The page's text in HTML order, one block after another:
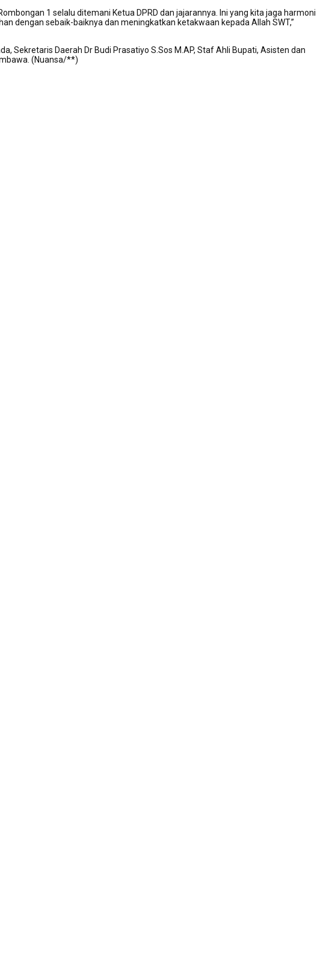
1 selalu ditemani Ketua DPRD dan jajarannya. Ini yang kita jaga harmoni
dengan sebaik-baiknya dan meningkatkan ketakwaan kepada Allah SWT,”
Sekretaris Daerah Dr Budi Prasatiyo S.Sos M.AP, Staf Ahli Bupati, Asisten dan
(Nuansa/**)